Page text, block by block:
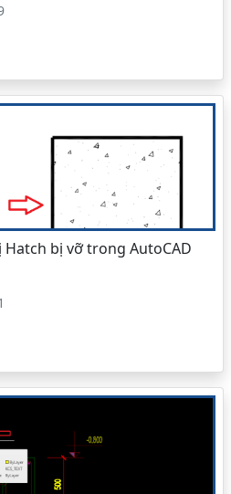
bị vỡ trong AutoCAD